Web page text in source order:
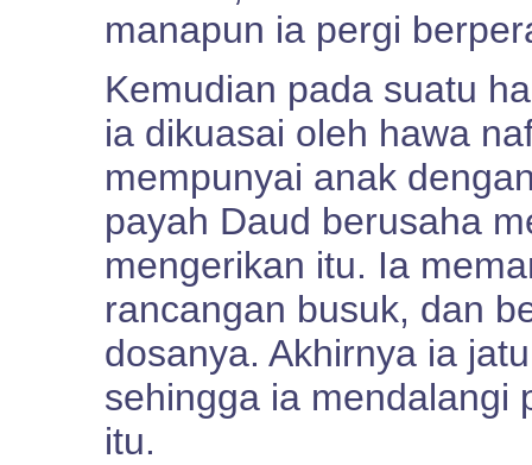
manapun ia pergi
Kemudian pada suatu
ia dikuasai oleh hawa
mempunyai anak
payah Daud berusaha
mengerikan itu. Ia
rancangan busuk, dan
dosanya. Akhirnya ia
sehingga ia mendalangi
itu.